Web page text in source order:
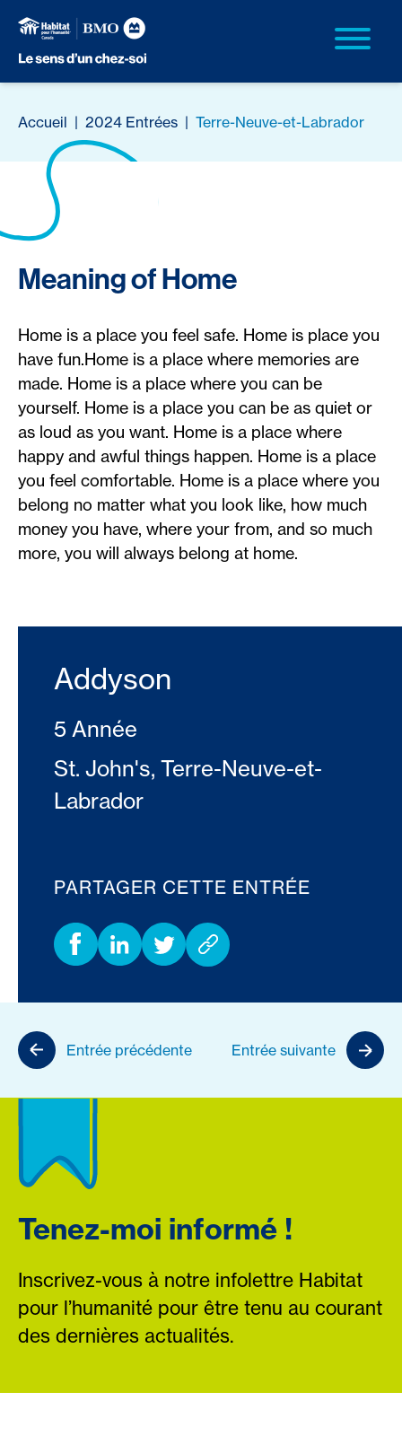
Accueil | 2024 Entrées | Terre-Neuve-et-Labrador
Meaning of Home
Home is a place you feel safe. Home is place you
have fun.Home is a place where memories are
made. Home is a place where you can be
yourself. Home is a place you can be as quiet or
as loud as you want. Home is a place where
happy and awful things happen. Home is a place
you feel comfortable. Home is a place where you
belong no matter what you look like, how much
money you have, where your from, and so much
more, you will always belong at home.
Addyson
5 Année
St. John's, Terre-Neuve-et-
Labrador
PARTAGER CETTE ENTRÉE
Entrée précédente Entrée suivante
Tenez-moi informé !
Inscrivez-vous à notre infolettre Habitat
pour l’humanité pour être tenu au courant
des dernières actualités.